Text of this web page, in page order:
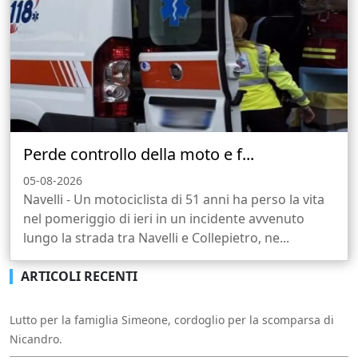
Perde controllo della moto e f...
05-08-2026
Navelli - Un motociclista di 51 anni ha perso la vita
nel pomeriggio di ieri in un incidente avvenuto
lungo la strada tra Navelli e Collepietro, ne...
ARTICOLI RECENTI
Lutto per la famiglia Simeone, cordoglio per la scomparsa di
Nicandro.